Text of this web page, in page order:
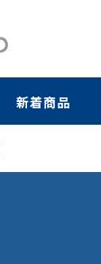
新着商品